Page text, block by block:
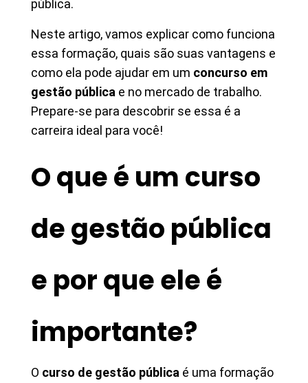
pública.
Neste artigo, vamos explicar como funciona
essa formação, quais são suas vantagens e
como ela pode ajudar em um concurso em
gestão pública e no mercado de trabalho.
Prepare-se para descobrir se essa é a
carreira ideal para você!
O que é um curso
de gestão pública
e por que ele é
importante?
O curso de gestão pública é uma formação